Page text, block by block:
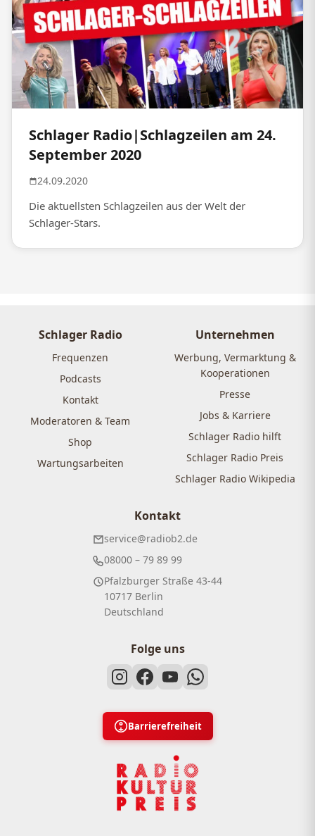
Schlager Radio|Schlagzeilen am 24.
September 2020
24.09.2020
Die aktuellsten Schlagzeilen aus der Welt der
Schlager-Stars.
Schlager Radio
Frequenzen
Podcasts
Kontakt
Moderatoren & Team
Shop
Wartungsarbeiten
Unternehmen
Werbung, Vermarktung &
Kooperationen
Presse
Jobs & Karriere
Schlager Radio hilft
Schlager Radio Preis
Schlager Radio Wikipedia
Kontakt
service@radiob2.de
08000 – 79 89 99
Pfalzburger Straße 43-44
10717 Berlin
Deutschland
Folge uns
Barrierefreiheit